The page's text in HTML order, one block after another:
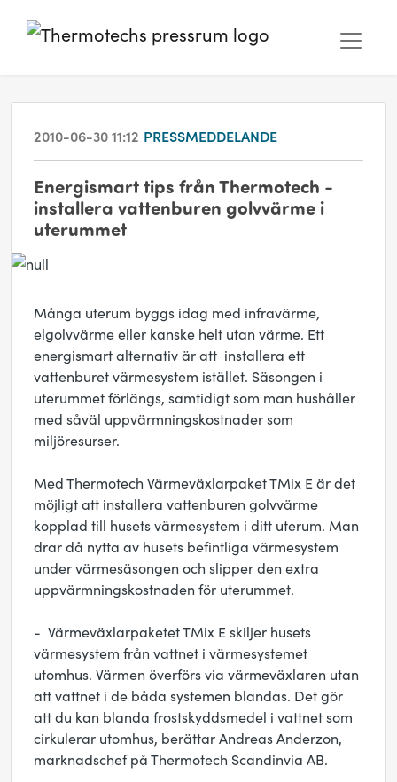
2010-06-30 11:12 PRESSMEDDELANDE
Energismart tips från Thermotech -
installera vattenburen golvvärme i
uterummet
Många uterum byggs idag med infravärme,
elgolvvärme eller kanske helt utan värme. Ett
energismart alternativ är att installera ett
vattenburet värmesystem istället. Säsongen i
uterummet förlängs, samtidigt som man hushåller
med såväl uppvärmningskostnader som
miljöresurser.
Med Thermotech Värmeväxlarpaket TMix E är det
möjligt att installera vattenburen golvvärme
kopplad till husets värmesystem i ditt uterum. Man
drar då nytta av husets befintliga värmesystem
under värmesäsongen och slipper den extra
uppvärmningskostnaden för uterummet.
- Värmeväxlarpaketet TMix E skiljer husets
värmesystem från vattnet i värmesystemet
utomhus. Värmen överförs via värmeväxlaren utan
att vattnet i de båda systemen blandas. Det gör
att du kan blanda frostskyddsmedel i vattnet som
cirkulerar utomhus, berättar Andreas Anderzon,
marknadschef på Thermotech Scandinvia AB.